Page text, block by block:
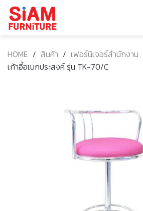
HOME / สินค้า / เฟอร์นิเจอร์สำนักงาน
เก้าอี้อเนกประสงค์ รุ่น TK-70/C